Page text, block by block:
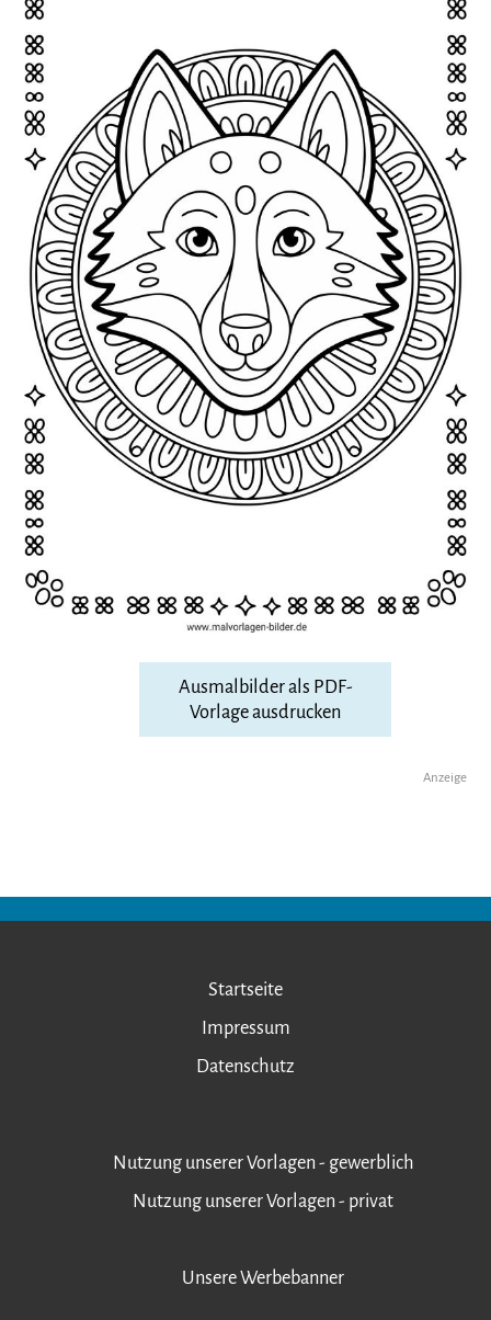
Ausmalbilder als PDF-
Vorlage ausdrucken
Anzeige
Startseite
Impressum
Datenschutz
Nutzung unserer Vorlagen - gewerblich
Nutzung unserer Vorlagen - privat
Unsere Werbebanner